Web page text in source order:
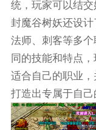
统，玩家可以结交
封魔谷树妖还设计
法师、刺客等多
同的技能和特点
适合自己的职业，
打造出专属于自己